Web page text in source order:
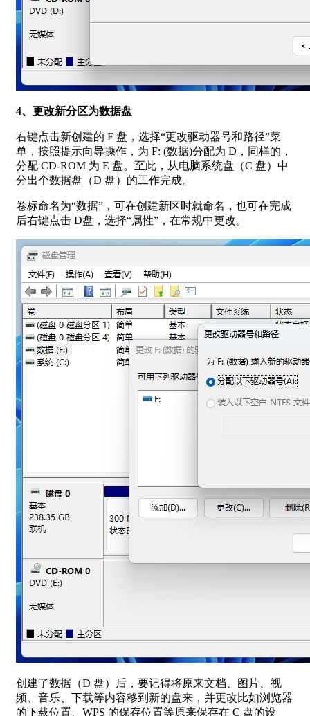
4、更改新分区为数据盘
右键点击新创建的 F 盘，选择“更改驱动器号和路径”菜
单，按照提示向导操作，为 F: (数据)分配为 D，同样的，
分配 CD-ROM 为 E 盘。至此，从电脑系统盘（C 盘）中
分出个数据盘（D 盘）的工作完成。
卷标命名为“数据”，可在创建新区时就命名，也可在完成
后右键点击 D盘，选择“属性”，在常规中更改。
创建了数据（D 盘）后，要记得将原来文档、图片、视
频、音乐、下载等内容移到新的盘来，并更改比如浏览器
的下载位置、WPS 的保存位置等原来保存在 C 盘的设